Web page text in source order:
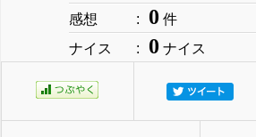
感想
0 件
ナイス
0 ナイス